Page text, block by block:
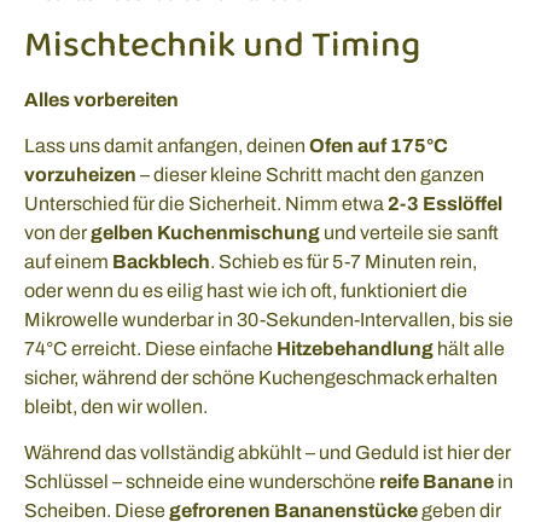
Mischtechnik und Timing
Alles vorbereiten
Lass uns damit anfangen, deinen Ofen auf 175°C
vorzuheizen – dieser kleine Schritt macht den ganzen
Unterschied für die Sicherheit. Nimm etwa 2-3 Esslöffel
von dergelben Kuchenmischung und verteile sie sanft
auf einem Backblech. Schieb es für 5-7 Minuten rein,
oder wenn du es eilig hast wie ich oft, funktioniert die
Mikrowelle wunderbar in 30-Sekunden-Intervallen, bis sie
74°C erreicht. Diese einfache Hitzebehandlung hält alle
sicher, während der schöne Kuchengeschmack erhalten
bleibt, den wir wollen.
Während das vollständig abkühlt – und Geduld ist hier der
Schlüssel – schneide eine wunderschöne reife Banane in
Scheiben. Diesegefrorenen Bananenstückegeben dir